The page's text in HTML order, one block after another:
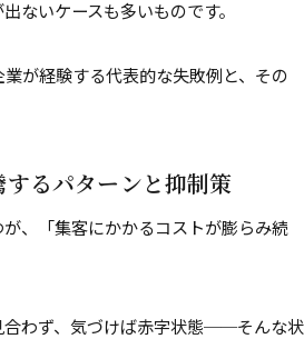
ないケースも多いものです。
が経験する代表的な失敗例と、その
るパターンと抑制策
、「集客にかかるコストが膨らみ続
合わず、気づけば赤字状態──そんな状